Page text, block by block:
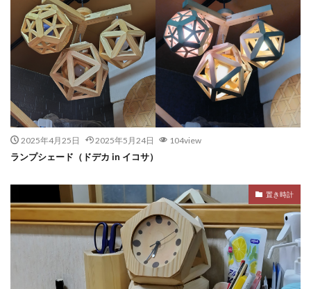
2025年4月25日 2025年5月24日 104view
ランプシェード（ドデカ in イコサ）
置き時計